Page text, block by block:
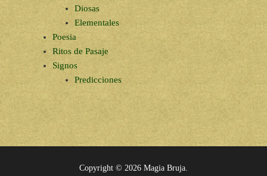
Diosas
Elementales
Poesia
Ritos de Pasaje
Signos
Predicciones
Copyright © 2026 Magia Bruja.